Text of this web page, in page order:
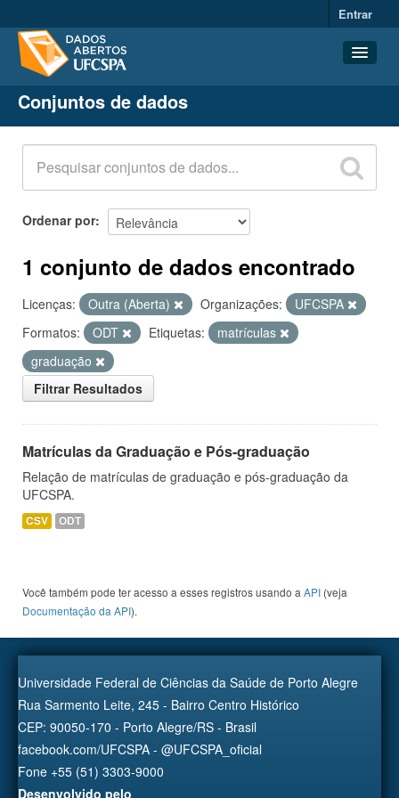
Entrar
Conjuntos de dados
Organizações
Grupos
Sobre
Conjuntos de dados
Ordenar por
1 conjunto de dados encontrado
Licenças: Outra (Aberta) Organizações:
UFCSPA
Formatos:
ODT Etiquetas:
matrículas
graduação
Filtrar Resultados
Matrículas da Graduação e Pós-graduação
Relação de matrículas de graduação e pós-graduação da
UFCSPA.
CSV ODT
Você também pode ter acesso a esses registros usando a API (veja
Documentação da API).
Universidade Federal de Ciências da Saúde de Porto Alegre
Rua Sarmento Leite, 245 - Bairro Centro Histórico
CEP: 90050-170 - Porto Alegre/RS - Brasil
facebook.com/UFCSPA - @UFCSPA_oficial
Fone +55 (51) 3303-9000
Desenvolvido pelo